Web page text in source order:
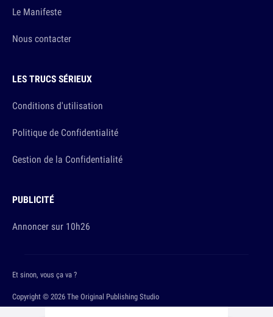
Le Manifeste
Nous contacter
LES TRUCS SÉRIEUX
Conditions d'utilisation
Politique de Confidentialité
Gestion de la Confidentialité
PUBLICITÉ
Annoncer sur 10h26
Copyright © 2026 The Original Publishing Studio
Et sinon, vous ça va ?